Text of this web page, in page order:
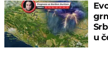
u